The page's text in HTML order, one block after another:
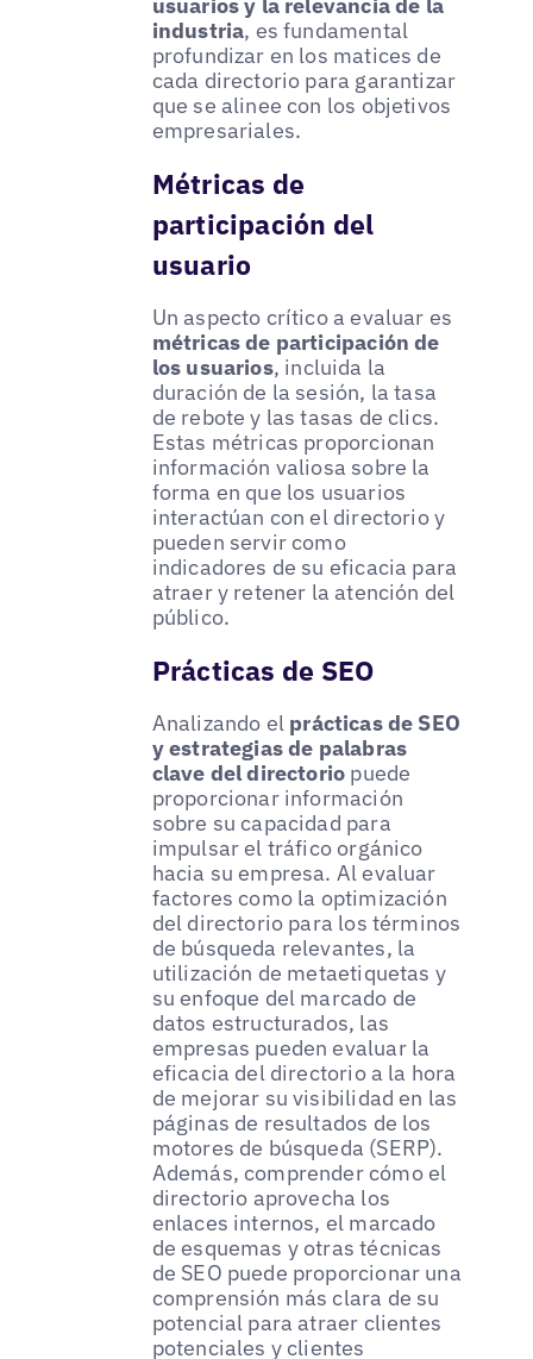
industria, es fundamental
profundizar en los matices de
cada directorio para garantizar
que se alinee con los objetivos
empresariales.
Métricas de
participación del
usuario
Un aspecto crítico a evaluar es
métricas de participación de
los usuarios, incluida la
duración de la sesión, la tasa
de rebote y las tasas de clics.
Estas métricas proporcionan
información valiosa sobre la
forma en que los usuarios
interactúan con el directorio y
pueden servir como
indicadores de su eficacia para
atraer y retener la atención del
público.
Prácticas de SEO
Analizando el prácticas de SEO
y estrategias de palabras
clave del directorio puede
proporcionar información
sobre su capacidad para
impulsar el tráfico orgánico
hacia su empresa. Al evaluar
factores como la optimización
del directorio para los términos
de búsqueda relevantes, la
utilización de metaetiquetas y
su enfoque del marcado de
datos estructurados, las
empresas pueden evaluar la
eficacia del directorio a la hora
de mejorar su visibilidad en las
páginas de resultados de los
motores de búsqueda (SERP).
Además, comprender cómo el
directorio aprovecha los
enlaces internos, el marcado
de esquemas y otras técnicas
de SEO puede proporcionar una
comprensión más clara de su
potencial para atraer clientes
potenciales y clientes